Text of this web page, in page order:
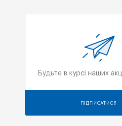
Будьте в курсі наших
ПІДПИСАТИСЯ